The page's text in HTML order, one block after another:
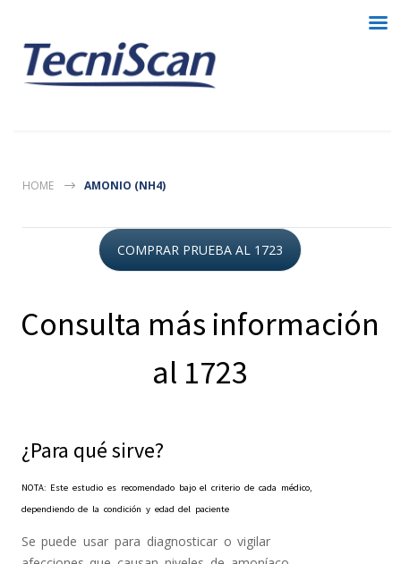
HOME AMONIO (NH4)
COMPRAR PRUEBA AL 1723
Consulta más información
al 1723
¿Para qué sirve?
NOTA: Este estudio es recomendado bajo el criterio de cada médico,
dependiendo de la condición y edad del paciente
Se puede usar para diagnosticar o vigilar